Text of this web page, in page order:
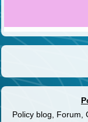
Policy blog, Forum,